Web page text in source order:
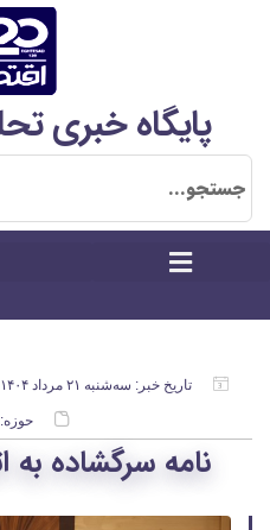
پایگاه خبری
تاریخ خبر: سه‌شنبه ۲۱ مرداد ۱۴۰۴
حوزه:
نامه سرگشاده به